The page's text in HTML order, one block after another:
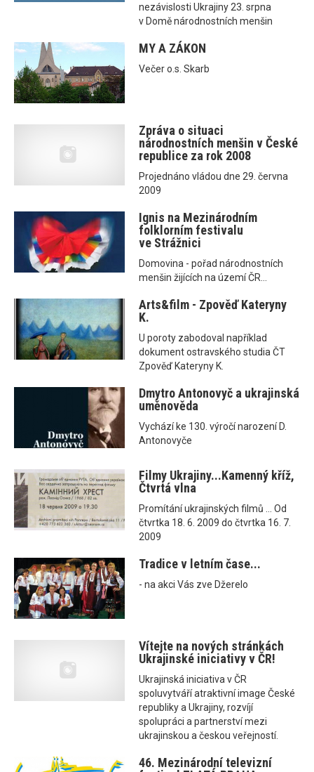
nezávislosti Ukrajiny 23. srpna
v Domě národnostních menšin
MY A ZÁKON
Večer o.s. Skarb
Zpráva o situaci
národnostních menšin v České
republice za rok 2008
Projednáno vládou dne 29. června
2009
Ignis na Mezinárodním
folklorním festivalu
ve Strážnici
Domovina - pořad národnostních
menšin žijících na území ČR...
Arts&film - Zpověď Kateryny
K.
U poroty zabodoval například
dokument ostravského studia ČT
Zpověď Kateryny K.
Dmytro Antonovyč a ukrajinská
uměnověda
Vychází ke 130. výročí narození D.
Antonovyče
Filmy Ukrajiny...Kamenný kříž,
Čtvrtá vlna
Promítání ukrajinských filmů ... Od
čtvrtka 18. 6. 2009 do čtvrtka 16. 7.
2009
Tradice v letním čase...
- na akci Vás zve Džerelo
Vítejte na nových stránkách
Ukrajinské iniciativy v ČR!
Ukrajinská iniciativa v ČR
spoluvytváří atraktivní image České
republiky a Ukrajiny, rozvíjí
spolupráci a partnerství mezi
ukrajinskou a českou veřejností.
46. Mezinárodní televizní